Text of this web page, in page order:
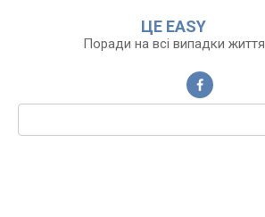
ЦЕ EASY
Поради на всі випадки життя
Пошук: